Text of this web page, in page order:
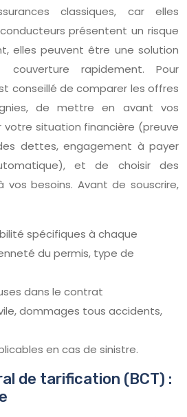
classiques, car elles
présentent un risque
elles peuvent être une solution
rapidement. Pour
conseillé de comparer les offres
de mettre en avant vos
situation financière (preuve
dettes, engagement à payer
et de choisir des
besoins. Avant de souscrire,
spécifiques à chaque
du permis, type de
dans le contrat
dommages tous accidents,
en cas de sinistre.
de tarification (BCT) :